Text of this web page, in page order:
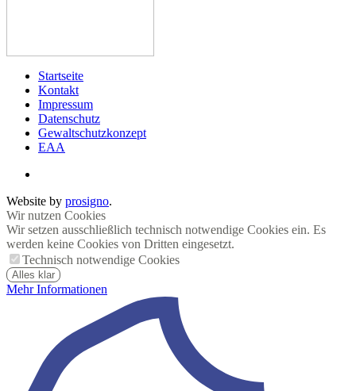
Startseite
Kontakt
Impressum
Datenschutz
Gewaltschutzkonzept
EAA
Website by prosigno.
Wir nutzen Cookies
Wir setzen ausschließlich technisch notwendige Cookies ein. Es
werden keine Cookies von Dritten eingesetzt.
Technisch notwendige Cookies
Alles klar
Mehr Informationen